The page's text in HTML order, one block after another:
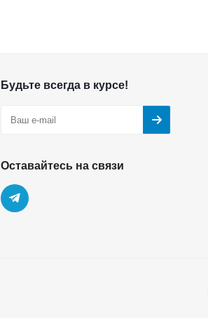
Будьте всегда в курсе!
Оставайтесь на связи